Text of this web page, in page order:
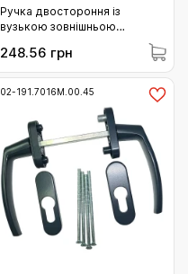
Ручка двостороння із
вузькою зовнішньою
розеткою (коричнева) (0212)
248.56 грн
02-191.7016M.00.45